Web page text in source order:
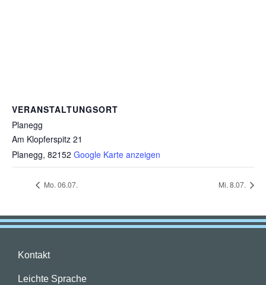
VERANSTALTUNGSORT
Planegg
Am Klopferspitz 21
Planegg, 82152 Google Karte anzeigen
Mo. 06.07. Mi. 8.07.
Kontakt
Leichte Sprache